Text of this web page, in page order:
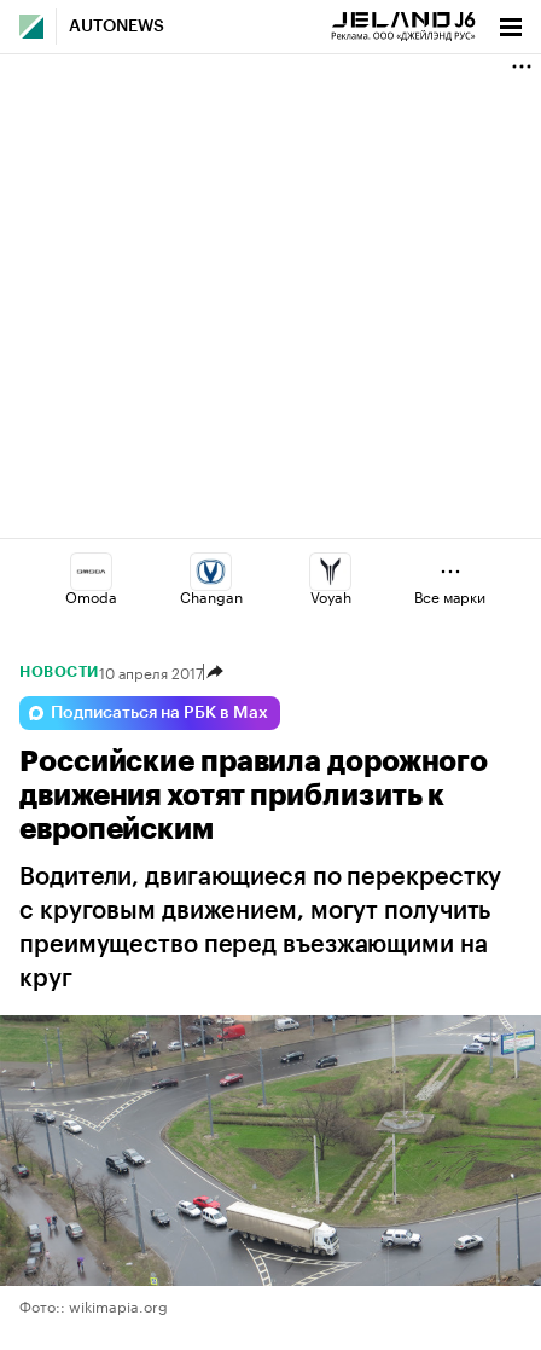
AUTONEWS
Omoda Changan Voyah
Esteo Jaecoo
Lada Volga Haval
Все марки
НОВОСТИ 10 апреля 2017
Подписаться на РБК в Max
Российские правила дорожного
движения хотят приблизить к
европейским
Водители, двигающиеся по перекрестку
с круговым движением, могут получить
преимущество перед въезжающими на
круг
Фото:: wikimapia.org